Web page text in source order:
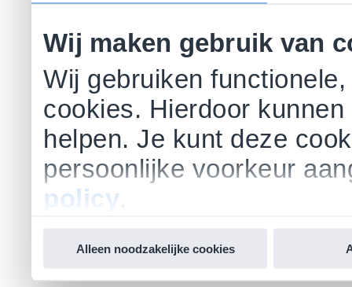
Wij maken gebruik van
Wij gebruiken
cookies. Hierdoor
helpen. Je kunt deze
persoonlijke voorkeur
policy
Alleen noodzakelijke cookies